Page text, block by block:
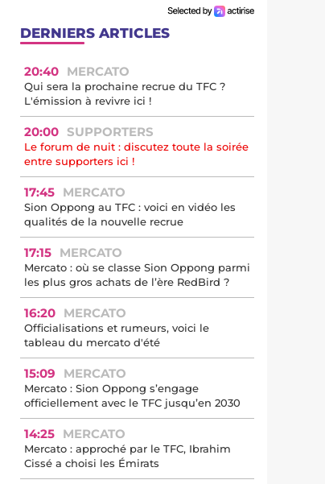
DERNIERS ARTICLES
20:40 MERCATO
Qui sera la prochaine recrue du TFC ?
L'émission à revivre ici !
20:00 SUPPORTERS
Le forum de nuit : discutez toute la soirée
entre supporters ici !
17:45 MERCATO
Sion Oppong au TFC : voici en vidéo les
qualités de la nouvelle recrue
17:15 MERCATO
Mercato : où se classe Sion Oppong parmi
les plus gros achats de l’ère RedBird ?
16:20 MERCATO
Officialisations et rumeurs, voici le
tableau du mercato d'été
15:09 MERCATO
Mercato : Sion Oppong s’engage
officiellement avec le TFC jusqu’en 2030
14:25 MERCATO
Mercato : approché par le TFC, Ibrahim
Cissé a choisi les Émirats